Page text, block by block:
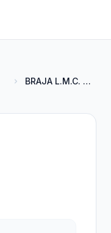
BRAJA L.M.C. CATERING